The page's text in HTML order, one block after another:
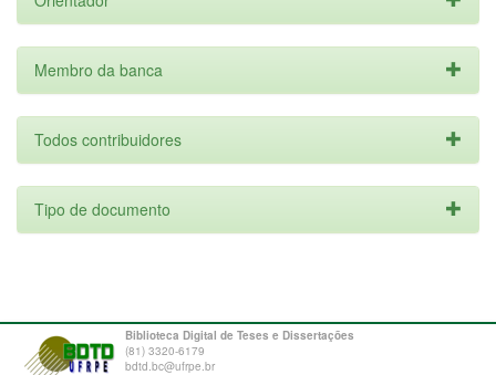
Membro da banca
Todos contribuidores
Tipo de documento
Biblioteca Digital de Teses e Dissertações
(81) 3320-6179
bdtd.bc@ufrpe.br